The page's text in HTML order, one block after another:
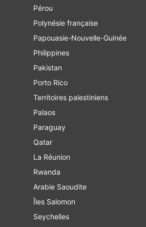
Pérou
Polynésie française
Papouasie-Nouvelle-Guinée
Philippines
Pakistan
Porto Rico
Territoires palestiniens
Palaos
Paraguay
Qatar
La Réunion
Rwanda
Arabie Saoudite
Îles Salomon
Seychelles